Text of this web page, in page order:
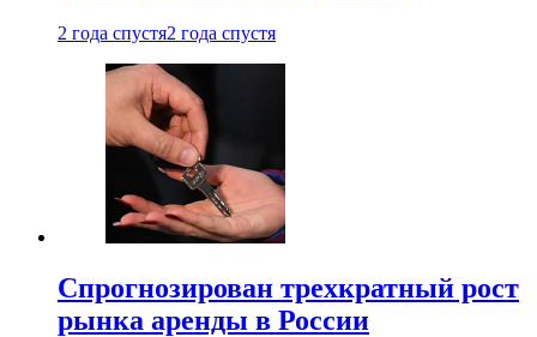
2 года спустя2 года спустя
Спрогнозирован трехкратный рост
рынка аренды в России